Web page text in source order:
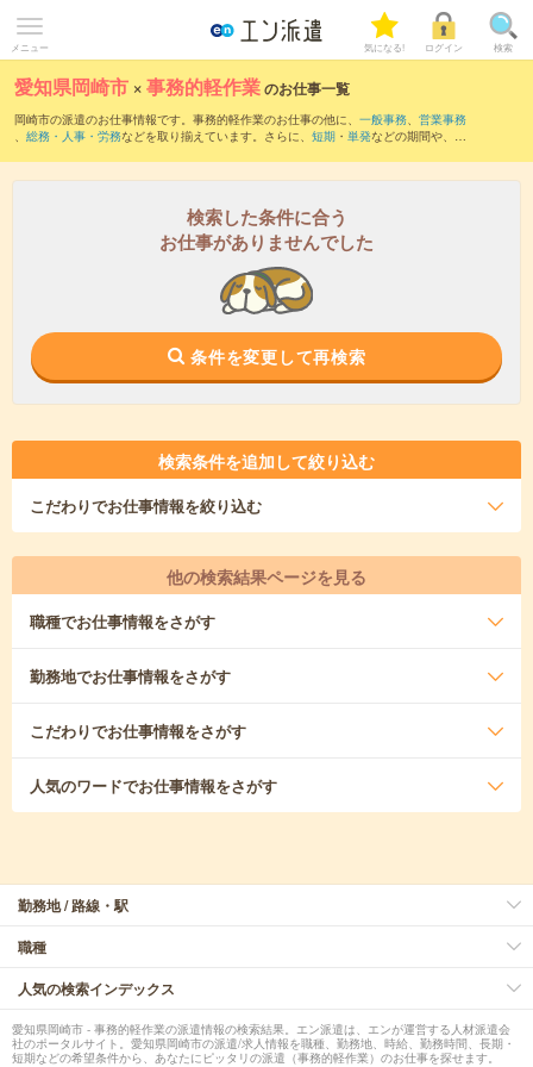
メニュー 気になる! ログイン 検索
愛知県岡崎市 ×事務的軽作業のお仕事一覧
岡崎市の派遣のお仕事情報です。事務的軽作業のお仕事の他に、 一般事務、 営業事務
、 総務・人事・労務などを取り揃えています。さらに、 短期 ・ 単発などの期間や、 職
検索した条件に合う
お仕事がありませんでした
条件を変更して再検索
検索条件を追加して絞り込む
こだわりでお仕事情報を絞り込む
他の検索結果ページを見る
職種でお仕事情報をさがす
勤務地でお仕事情報をさがす
こだわりでお仕事情報をさがす
人気のワードでお仕事情報をさがす
勤務地 / 路線・駅
職種
人気の検索インデックス
愛知県岡崎市 - 事務的軽作業の派遣情報の検索結果。エン派遣は、エンが運営する人材派遣会
社のポータルサイト。愛知県岡崎市の派遣/求人情報を職種、勤務地、時給、勤務時間、長期・
短期などの希望条件から、あなたにピッタリの派遣（事務的軽作業）のお仕事を探せます。